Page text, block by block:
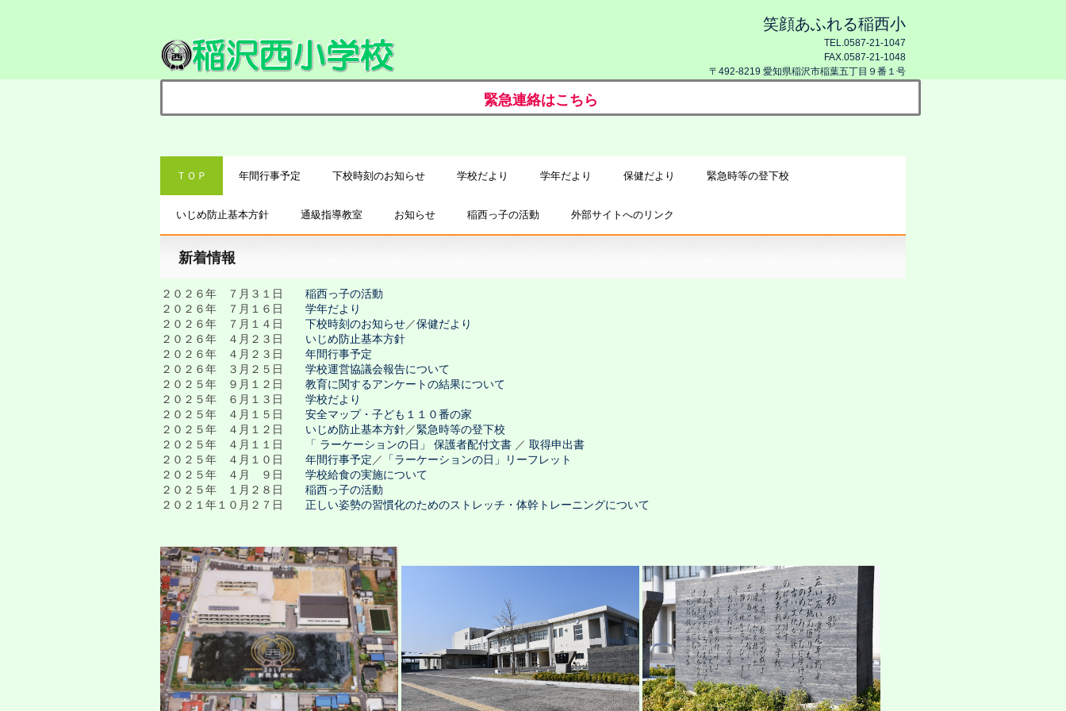
笑顔あふれる稲西小
TEL.0587-21-1047
FAX.0587-21-1048
〒492-8219 愛知県稲沢市稲葉五丁目９番１号
緊急連絡はこちら
ＴＯＰ 年間行事予定 下校時刻のお知らせ 学校だより 学年だより 保健だより 緊急時等の登下校
いじめ防止基本方針 通級指導教室 お知らせ 稲西っ子の活動 外部サイトへのリンク
新着情報
２０２６年 ７月３１日稲西っ子の活動
２０２６年 ７月１６日学年だより
２０２６年 ７月１４日下校時刻のお知らせ／保健だより
２０２６年 ４月２３日 いじめ防止基本方針
２０２６年 ４月２３日年間行事予定
２０２６年 ３月２５日学校運営協議会報告について
２０２５年 ９月１２日教育に関するアンケートの結果について
２０２５年 ６月１３日学校だより
２０２５年 ４月１５日安全マップ・子ども１１０番の家
２０２５年 ４月１２日 いじめ防止基本方針／緊急時等の登下校
２０２５年 ４月１１日
「 ラーケーションの日」 保護者配付文書 ／取得申出書
２０２５年 ４月１０日
年間行事予定 ／
「ラーケーションの日」リーフレット
２０２５年 ４月 ９日学校給食の実施について
２０２５年 １月２８日稲西っ子の活動
２０２１年１０月２７日正しい姿勢の習慣化のためのストレッチ・体幹トレーニングについて